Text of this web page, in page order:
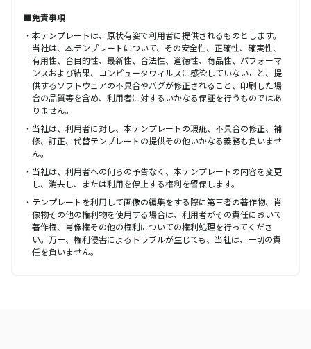
■免責事項
本テンプレートは、原状有姿で利用者に提供されるものとします。
当社は、本テンプレートについて、その安全性、正確性、確実性、
有用性、合目的性、最新性、合法性、道徳性、商品性、パフォーマ
ンスおよび結果、コンピュータウィルスに感染していないこと、提
供するソフトウェアの不具合やバグが修正されること、印刷した場
合の品質等を含め、利用者に対するいかなる保証を行うものではあ
りません。
当社は、利用者に対し、本テンプレートの瑕疵、不具合の修正、補
修、訂正、代替テンプレートの提供その他いかなる義務も負いませ
ん。
当社は、利用者への何らの予告なく、本テンプレートの内容を変更
し、消去し、または利用を停止する権利を留保します。
テンプレートを利用して画像の編集をする際に第三者の著作物、肖
像物その他の権利物を使用する場合は、利用者がその責任において
著作権、肖像権その他の権利についての権利処理を行ってくださ
い。万一、権利侵害によるトラブルが生じても、当社は、一切の責
任を負いません。